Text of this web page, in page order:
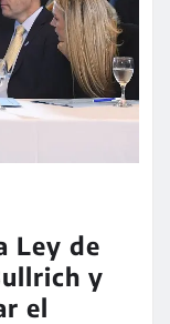
Ley de
y
el